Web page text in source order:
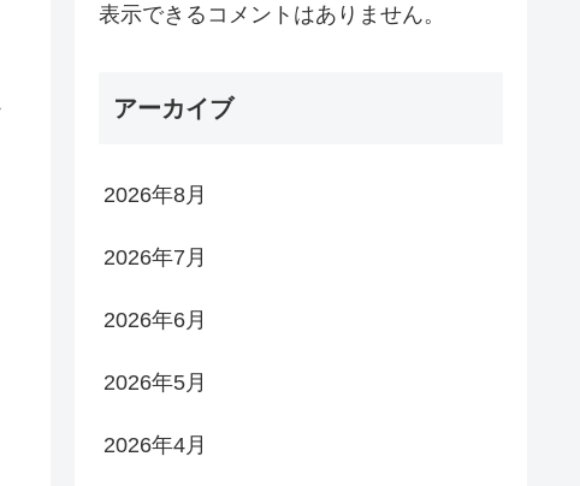
表示できるコメントはありません。
アーカイブ
2026年8月
2026年7月
2026年6月
2026年5月
2026年4月